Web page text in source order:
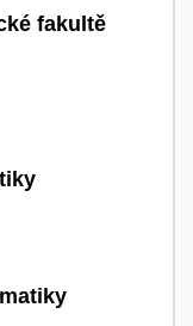
fakultě